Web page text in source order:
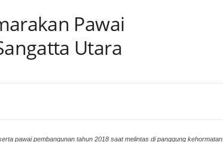
Pawai
Utara
pawai pembangunan tahun 2018 saat melintas di panggung kehormatan.